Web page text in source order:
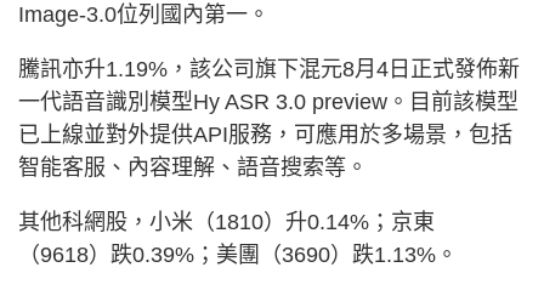
Image-3.0位列國內第一。
騰訊亦升1.19%，該公司旗下混元8月4日正式發佈新
一代語音識別模型Hy ASR 3.0 preview。目前該模型
已上線並對外提供API服務，可應用於多場景，包括
智能客服、內容理解、語音搜索等。
其他科網股，小米（1810）升0.14%；京東
（9618）跌0.39%；美團（3690）跌1.13%。